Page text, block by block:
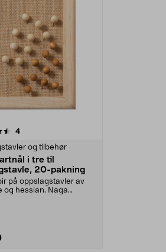
4anmeldelser
og tilbehør
i tre til
20-pakning
på oppslagstavler av
og hessian. Naga